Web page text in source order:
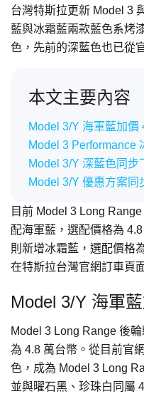
台灣特斯拉更新 Model 3
藍與冰霜藍兩款藍色系烤
色，先前的深藍色也已從
本文主要內容
Model 3/Y 海軍藍加價
Model 3 Performance
Model 3/Y 深藍色同步
Model 3/Y 優惠方案同
目前 Model 3 Long
配海軍藍，選配價格為
則新增冰霜藍，選配價格
在特斯拉台灣官網訂車頁
Model 3/Y 海軍
Model 3 Long Range 後
為 4.8 萬台幣。從目前官
色，成為 Model 3 Long
並與曜石黑、珍珠白同屬